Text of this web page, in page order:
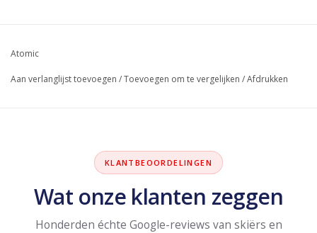
Atomic
Aan verlanglijst toevoegen /Toevoegen om te vergelijken /Afdrukken
KLANTBEOORDELINGEN
Wat onze klanten zeggen
Honderden échte Google-reviews van skiërs en